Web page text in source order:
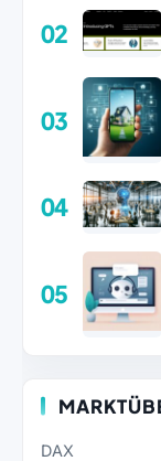
02
03
04
05
DAX